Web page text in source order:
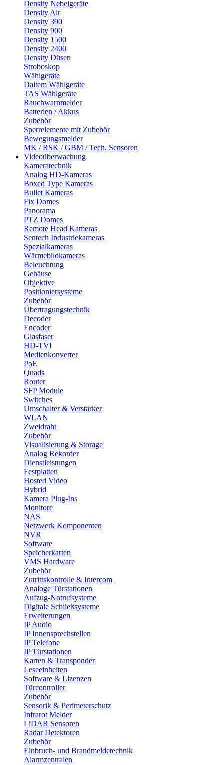
Density Nebelgeräte
Density Air
Density 390
Density 900
Density 1500
Density 2400
Density Düsen
Stroboskop
Wählgeräte
Daitem Wählgeräte
TAS Wählgeräte
Rauchwarnmelder
Batterien / Akkus
Zubehör
Sperrelemente mit Zubehör
Bewegungsmelder
MK / RSK / GBM / Tech. Sensoren
Videoüberwachung
Kameratechnik
Analog HD-Kameras
Boxed Type Kameras
Bullet Kameras
Fix Domes
Panorama
PTZ Domes
Remote Head Kameras
Sentech Industriekameras
Spezialkameras
Wärmebildkameras
Beleuchtung
Gehäuse
Objektive
Positioniersysteme
Zubehör
Übertragungstechnik
Decoder
Encoder
Glasfaser
HD-TVI
Medienkonverter
PoE
Quads
Router
SFP Module
Switches
Umschalter & Verstärker
WLAN
Zweidraht
Zubehör
Visualisierung & Storage
Analog Rekorder
Dienstleistungen
Festplatten
Hosted Video
Hybrid
Kamera Plug-Ins
Monitore
NAS
Netzwerk Komponenten
NVR
Software
Speicherkarten
VMS Hardware
Zubehör
Zutrittskontrolle & Intercom
Analoge Türstationen
Aufzug-Notrufsysteme
Digitale Schließsysteme
Erweiterungen
IP Audio
IP Innensprechstellen
IP Telefone
IP Türstationen
Karten & Transponder
Leseeinheiten
Software & Lizenzen
Türcontroller
Zubehör
Sensorik & Perimeterschutz
Infrarot Melder
LiDAR Sensoren
Radar Detektoren
Zubehör
Einbruch- und Brandmeldetechnik
Alarmzentralen